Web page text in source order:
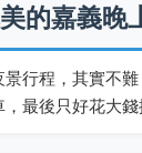
的嘉義晚
景行程，其實不
最後只好花大